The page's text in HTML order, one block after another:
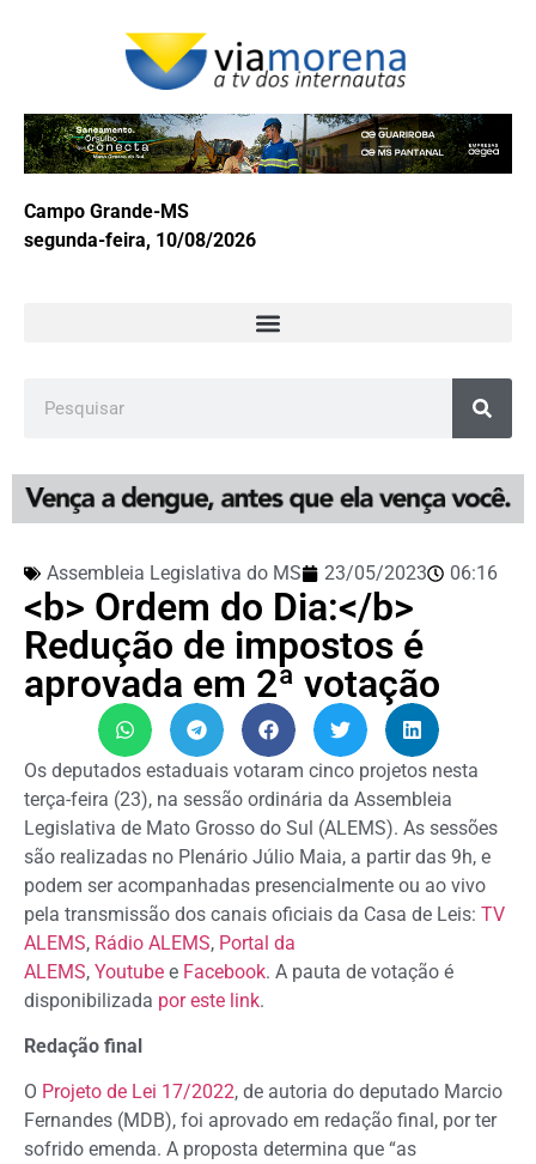
Campo Grande-MS
segunda-feira, 10/08/2026
Assembleia Legislativa do MS 23/05/2023 06:16
<b> Ordem do Dia:</b>
Redução de impostos é
aprovada em 2ª votação
Os deputados estaduais votaram cinco projetos nesta
terça-feira (23), na sessão ordinária da Assembleia
Legislativa de Mato Grosso do Sul (ALEMS). As sessões
são realizadas no Plenário Júlio Maia, a partir das 9h, e
podem ser acompanhadas presencialmente ou ao vivo
pela transmissão dos canais oficiais da Casa de Leis: TV
ALEMS, Rádio ALEMS, Portal da
ALEMS, Youtube e Facebook. A pauta de votação é
disponibilizada por este link.
Redação final
O Projeto de Lei 17/2022, de autoria do deputado Marcio
Fernandes (MDB), foi aprovado em redação final, por ter
sofrido emenda. A proposta determina que “as